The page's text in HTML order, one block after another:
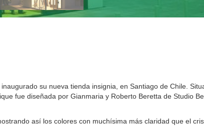
su nueva tienda insignia, en Santiago de Chile.
fue diseñada por Gianmaria y Roberto Beretta de Studio
así los colores con muchísima más claridad que el